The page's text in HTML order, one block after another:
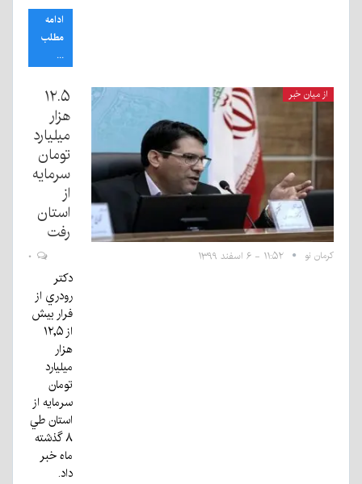
ادامه
مطلب
...
از میان خبر
۱۲.۵
هزار
میلیارد
تومان
سرمایه
از
استان
رفت
کرمان نو ۱۱:۵۲ - ۶ اسفند ۱۳۹۹
دكتر
رودري از
فرار بيش
از ۱۲,۵
هزار
ميليارد
تومان
سرمايه از
استان طي
۸ گذشته
ماه خبر
داد.